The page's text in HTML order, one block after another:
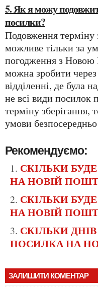
5. Як я можу подовжити термін зберігання
посилки?
Подовження терміну зберігання посилки
можливе тільки за
погодження з
можна зробити
відділенні, де була
не всі види посилок
терміну зберігання,
умови
Рекомендуємо:
СКІЛЬКИ БУДЕ ЛЕЖАТИ ПОСИЛКА
НА НОВІЙ
СКІЛЬКИ БУДЕ ЛЕЖАТИ ПОСИЛКА
НА НОВІЙ
СКІЛЬКИ ДНІВ МОЖЕ БУТИ
ПОСИЛКА НА
ЗАЛИШИТИ КОМЕНТАР